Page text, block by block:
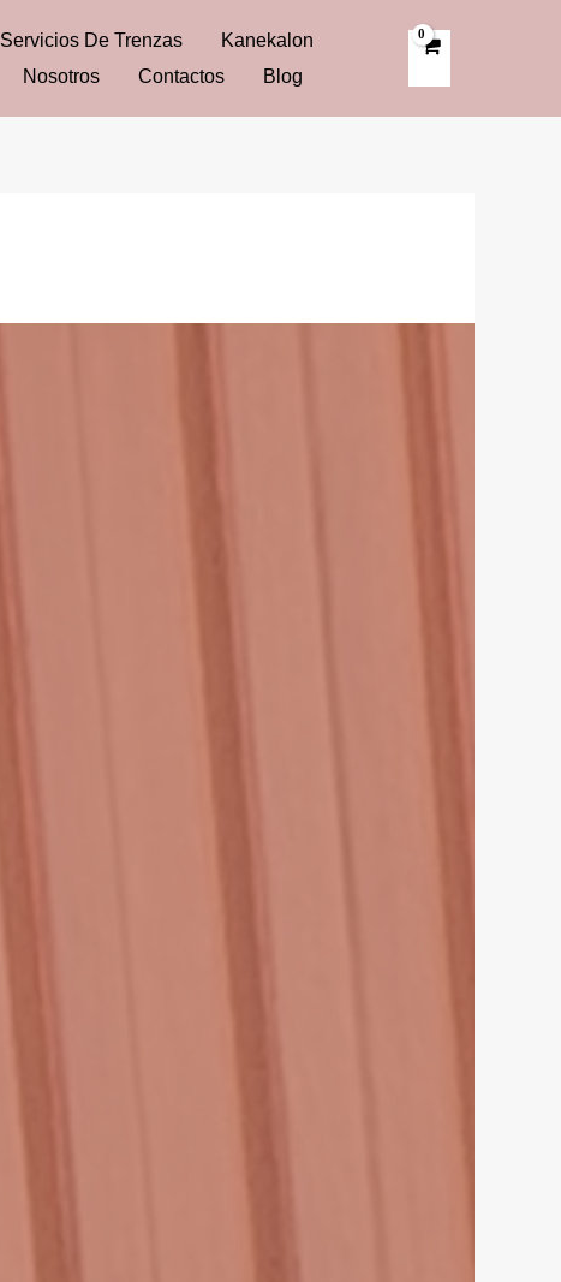
Servicios De Trenzas
Kanekalon
Nosotros Contactos Blog